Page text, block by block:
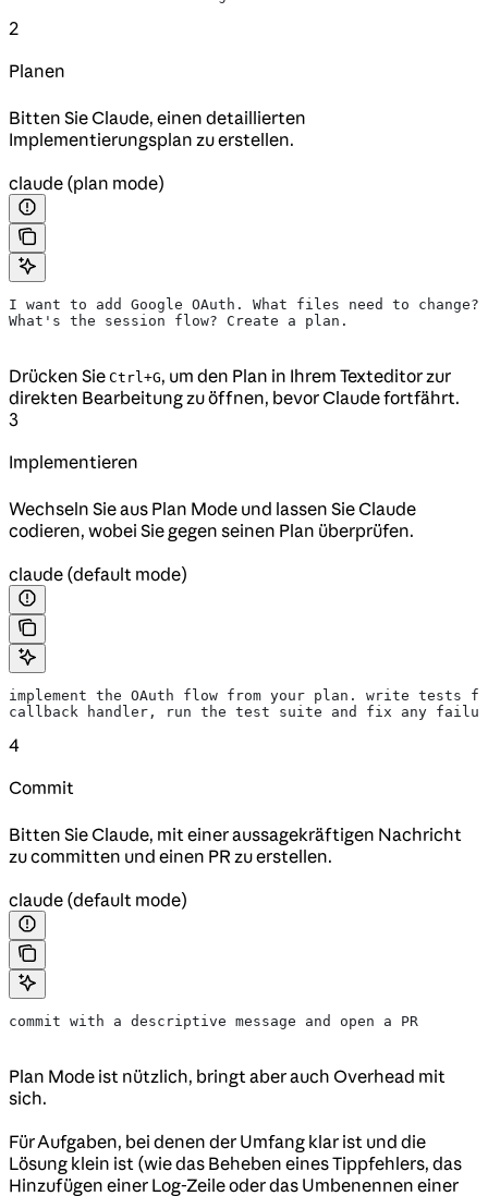
2
Planen
Bitten Sie Claude, einen detaillierten
Implementierungsplan zu erstellen.
claude (plan mode)
I want to add Google OAuth. What files need to change?
What's the session flow? Create a plan.
Drücken Sie Ctrl+G, um den Plan in Ihrem Texteditor zur
direkten Bearbeitung zu öffnen, bevor Claude fortfährt.
3
Implementieren
Wechseln Sie aus Plan Mode und lassen Sie Claude
codieren, wobei Sie gegen seinen Plan überprüfen.
claude (default mode)
implement the OAuth flow from your plan. write tests
callback handler, run the test suite and fix any
4
Commit
Bitten Sie Claude, mit einer aussagekräftigen Nachricht
zu committen und einen PR zu erstellen.
claude (default mode)
commit with a descriptive message and open a PR
Plan Mode ist nützlich, bringt aber auch Overhead mit
sich.
Für Aufgaben, bei denen der Umfang klar ist und die
Lösung klein ist (wie das Beheben eines Tippfehlers, das
Hinzufügen einer Log-Zeile oder das Umbenennen einer